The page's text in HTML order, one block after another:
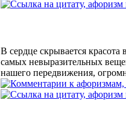
В сердце скрывается
самых невыразительных
нашего передвижения,